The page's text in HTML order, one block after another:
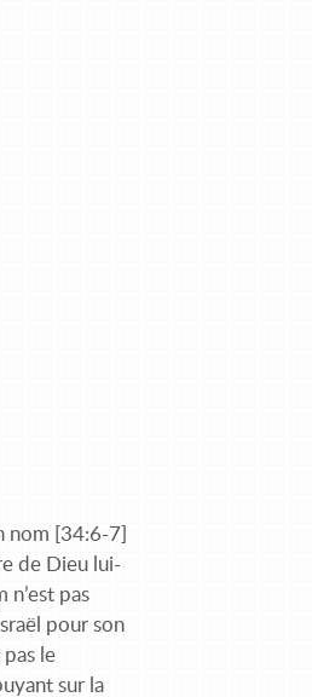
nom [34:6-7]
de Dieu lui-
pas
pour son
le
sur la